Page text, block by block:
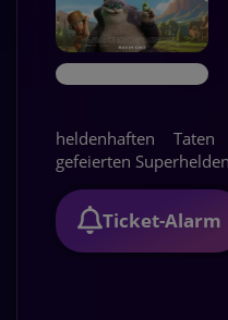
heldenhaften
gefeierten
Ticket-Alarm